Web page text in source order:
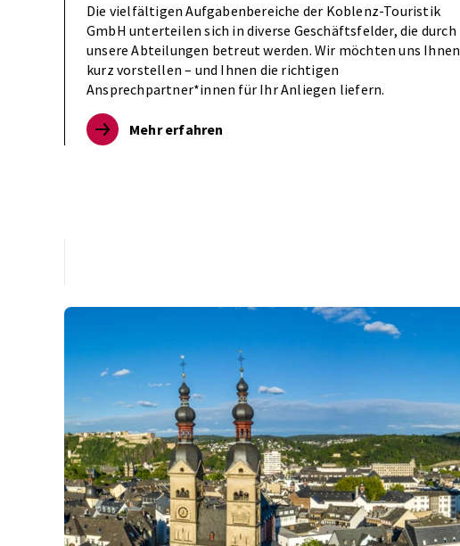
Die vielfältigen Aufgabenbereiche der Koblenz-Touristik
GmbH unterteilen sich in diverse Geschäftsfelder, die durch
unsere Abteilungen betreut werden. Wir möchten uns Ihnen
kurz vorstellen – und Ihnen die richtigen
Ansprechpartner*innen für Ihr Anliegen liefern.
Mehr erfahren